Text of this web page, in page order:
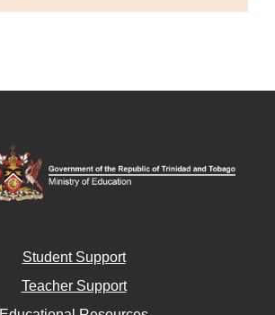
Student Support
Teacher Support